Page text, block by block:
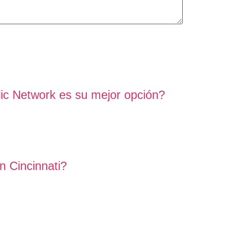
Network es su mejor opción?
Cincinnati?